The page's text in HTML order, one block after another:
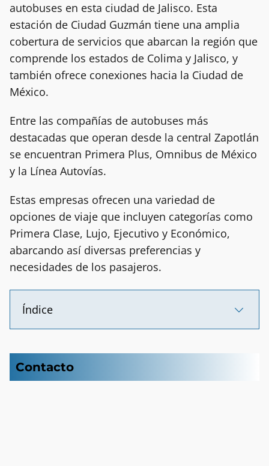
autobuses en esta ciudad de Jalisco. Esta
estación de Ciudad Guzmán tiene una amplia
cobertura de servicios que abarcan la región que
comprende los estados de Colima y Jalisco, y
también ofrece conexiones hacia la Ciudad de
México.
Entre las compañías de autobuses más
destacadas que operan desde la central Zapotlán
se encuentran Primera Plus, Omnibus de México
y la Línea Autovías.
Estas empresas ofrecen una variedad de
opciones de viaje que incluyen categorías como
Primera Clase, Lujo, Ejecutivo y Económico,
abarcando así diversas preferencias y
necesidades de los pasajeros.
Índice
Contacto